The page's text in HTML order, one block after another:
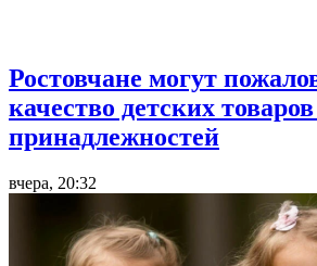
Ростовчане могут
качество детских
принадлежностей
вчера, 20:32